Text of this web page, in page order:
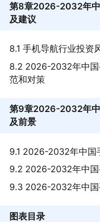
第8章2026-2032年中
及建议
8.1 手机导航行业投资
8.2 2026-2032年中
范和对策
第9章2026-2032年中
及前景
9.1 2026-2032年中国
9.2 2026-2032年中
9.3 2026-2032年中
图表目录